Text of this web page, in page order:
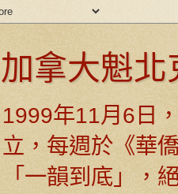
加拿大魁北
1999年11月6日
立，每週於《華
「一韻到底」，